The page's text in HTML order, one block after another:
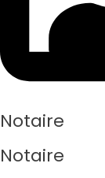
Notaire
Notaire